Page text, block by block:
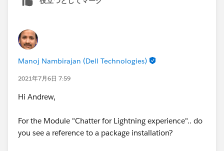
Manoj Nambirajan (Dell Technologies)
2021年7月6日 7:59
Hi Andrew,
For the Module "Chatter for Lightning experience".. do
you see a reference to a package installation?